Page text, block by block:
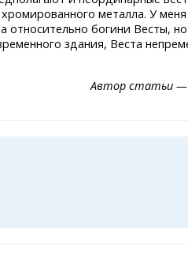
металла. У меня
относительно богини Весты,
здания, Веста
Автор статьи —